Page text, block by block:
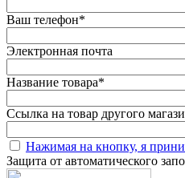
Ваш телефон*
Электронная почта
Название товара*
Ссылка на товар другого
Нажимая на кнопку, я
Защита от автоматического